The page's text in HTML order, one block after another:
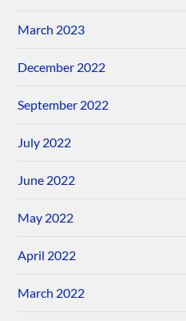
March 2023
December 2022
September 2022
July 2022
June 2022
May 2022
April 2022
March 2022